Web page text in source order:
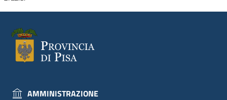
Documenti
e
AMMINISTRAZIONE